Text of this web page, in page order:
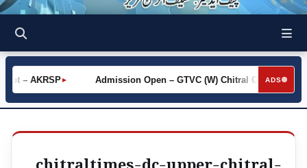
ADS
►
– AKRSP ►
Admission Open – GTVC (W) Chitral City
chitraltimes-dc-upper-chitral-